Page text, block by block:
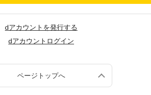
dアカウントを発行する
dアカウントログイン
ページトップへ